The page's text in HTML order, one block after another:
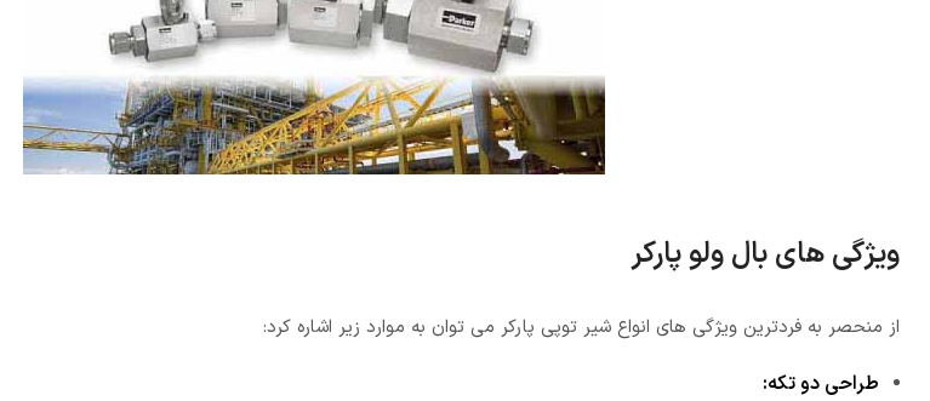
ویژگی های بال ولو پارکر
از منحصر به فردترین ویژگی های انواع شیر توپی پارکر می توان به موارد زیر اشاره کرد:
طراحی دو تکه: